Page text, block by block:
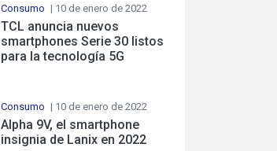
Consumo | 10 de enero de 2022
TCL anuncia nuevos
smartphones Serie 30 listos
para la tecnología 5G
Consumo | 10 de enero de 2022
Alpha 9V, el smartphone
insignia de Lanix en 2022